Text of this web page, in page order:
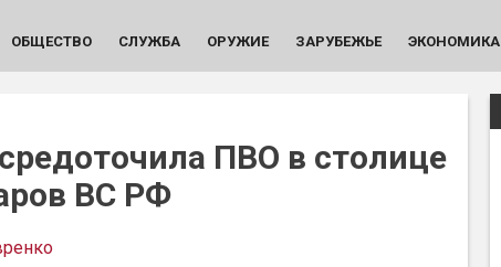
ОБЩЕСТВО СЛУЖБА ОРУЖИЕ ЗАРУБЕЖЬЕ ЭКОНОМИКА
ПВО в столице
ВС РФ